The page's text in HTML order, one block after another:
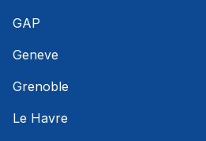
GAP
Geneve
Grenoble
Le Havre